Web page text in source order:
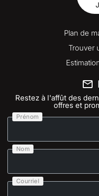
Plan de
Trouver
Restez à l'affût des
offres et
Prénom
Nom
Courriel